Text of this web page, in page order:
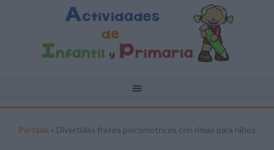
Portada » Divertidas frases psicomotrices con rimas para niños